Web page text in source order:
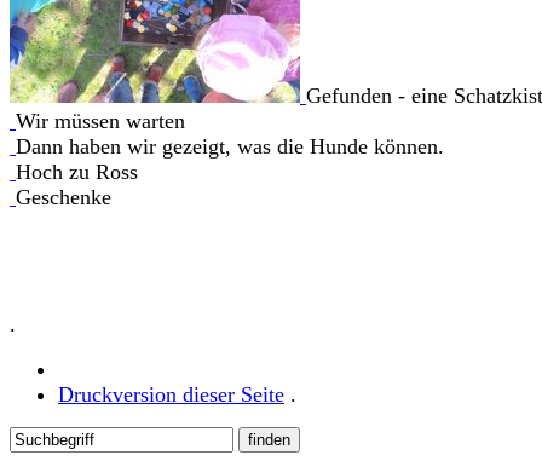
Gefunden - eine
Wir müssen warten
Dann haben wir gezeigt, was die Hunde können.
Hoch zu Ross
Geschenke
.
Druckversion dieser Seite .